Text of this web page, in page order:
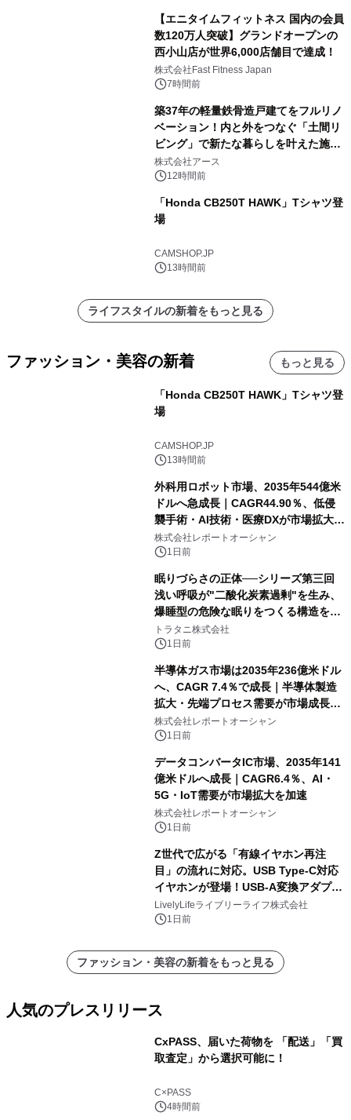
【エニタイムフィットネス 国内の会員
数120万人突破】グランドオープンの
西小山店が世界6,000店舗目で達成！
株式会社Fast Fitness Japan
7時間前
築37年の軽量鉄骨造戸建てをフルリノ
ベーション！内と外をつなぐ「土間リ
ビング」で新たな暮らしを叶えた施工
事例を株式会社アースが公開
株式会社アース
12時間前
「Honda CB250T HAWK」Tシャツ登
場
CAMSHOP.JP
13時間前
ライフスタイルの新着をもっと見る
ファッション・美容の新着 もっと見る
「Honda CB250T HAWK」Tシャツ登
場
CAMSHOP.JP
13時間前
外科用ロボット市場、2035年544億米
ドルへ急成長｜CAGR44.90％、低侵
襲手術・AI技術・医療DXが市場拡大を
牽引
株式会社レポートオーシャン
1日前
眠りづらさの正体──シリーズ第三回
浅い呼吸が"二酸化炭素過剰"を生み、
爆睡型の危険な眠りをつくる構造を解
説
トラタニ株式会社
1日前
半導体ガス市場は2035年236億米ドル
へ、CAGR 7.4％で成長｜半導体製造
拡大・先端プロセス需要が市場成長を
加速
株式会社レポートオーシャン
1日前
データコンバータIC市場、2035年141
億米ドルへ成長｜CAGR6.4％、AI・
5G・IoT需要が市場拡大を加速
株式会社レポートオーシャン
1日前
Z世代で広がる「有線イヤホン再注
目」の流れに対応。USB Type-C対応
イヤホンが登場！USB-A変換アダプタ
ー付きでスマホからパソコンまで幅広
く活用可能
LivelyLifeライブリーライフ株式会社
1日前
ファッション・美容の新着をもっと見る
人気のプレスリリース
CxPASS、届いた荷物を 「配送」「買
取査定」から選択可能に！
C×PASS
4時間前